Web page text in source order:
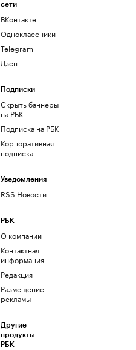
сети
ВКонтакте
Одноклассники
Telegram
Дзен
Подписки
Скрыть баннеры
на РБК
Подписка на РБК
Корпоративная
подписка
Уведомления
RSS Новости
РБК
О компании
Контактная
информация
Редакция
Размещение
рекламы
Другие
продукты
РБК